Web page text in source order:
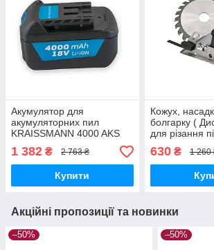
Акумулятор для
акумуляторних пил
KRAISSMANN 4000 AKS
Універсальний акумулятор
1 382 ₴ 2 763 ₴
Купити
Кожух,
болгарку (
для різання
градусів
WSSD'125
630₴ 1 260
Акційні пропозиції та новинки
–50% –50%